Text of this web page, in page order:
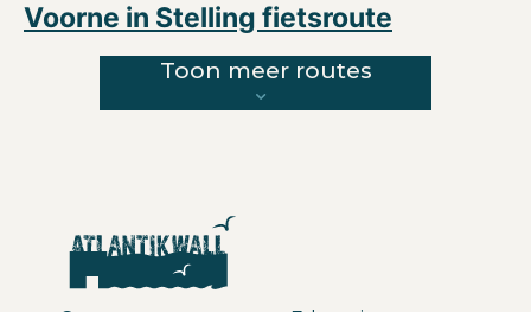
Voorne in Stelling fietsroute
Toon meer routes